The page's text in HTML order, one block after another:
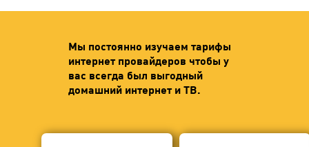
Мы постоянно изучаем тарифы
интернет провайдеров чтобы у
вас всегда был выгодный
домашний интернет и ТВ.